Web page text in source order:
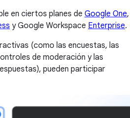
en ciertos planes de Google One,
y Google Workspace Enterprise.
(como las encuestas, las
de moderación y las
pueden participar